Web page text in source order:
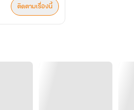
ติดตามเรื่องนี้